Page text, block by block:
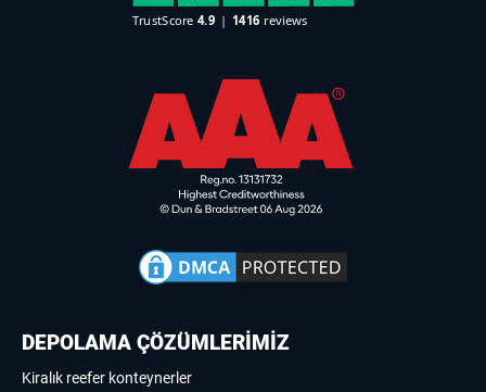
DEPOLAMA ÇÖZÜMLERİMİZ
Kiralık reefer konteynerler